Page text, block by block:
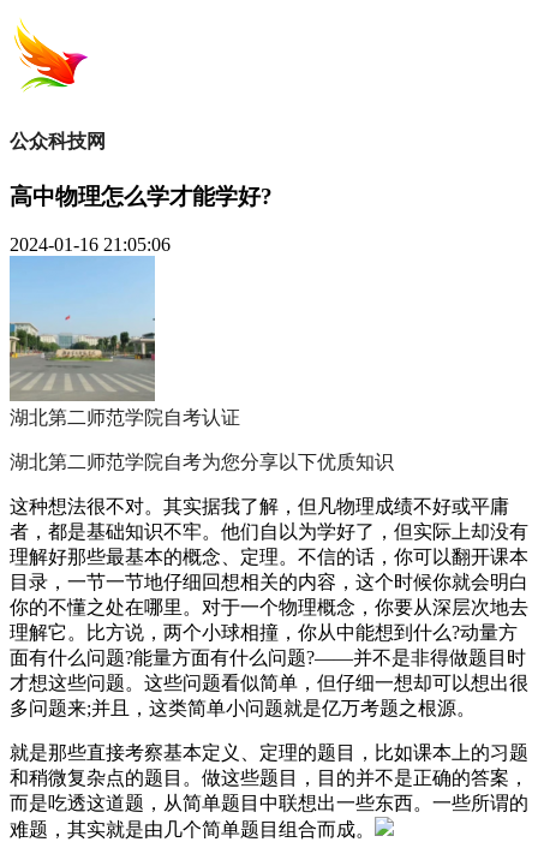
公众科技网
高中物理怎么学才能学好?
2024-01-16 21:05:06
湖北第二师范学院自考认证
湖北第二师范学院自考为您分享以下优质知识
这种想法很不对。其实据我了解，但凡物理成绩不好或平庸
者，都是基础知识不牢。他们自以为学好了，但实际上却没有
理解好那些最基本的概念、定理。不信的话，你可以翻开课本
目录，一节一节地仔细回想相关的内容，这个时候你就会明白
你的不懂之处在哪里。对于一个物理概念，你要从深层次地去
理解它。比方说，两个小球相撞，你从中能想到什么?动量方
面有什么问题?能量方面有什么问题?――并不是非得做题目时
才想这些问题。这些问题看似简单，但仔细一想却可以想出很
多问题来;并且，这类简单小问题就是亿万考题之根源。
就是那些直接考察基本定义、定理的题目，比如课本上的习题
和稍微复杂点的题目。做这些题目，目的并不是正确的答案，
而是吃透这道题，从简单题目中联想出一些东西。一些所谓的
难题，其实就是由几个简单题目组合而成。